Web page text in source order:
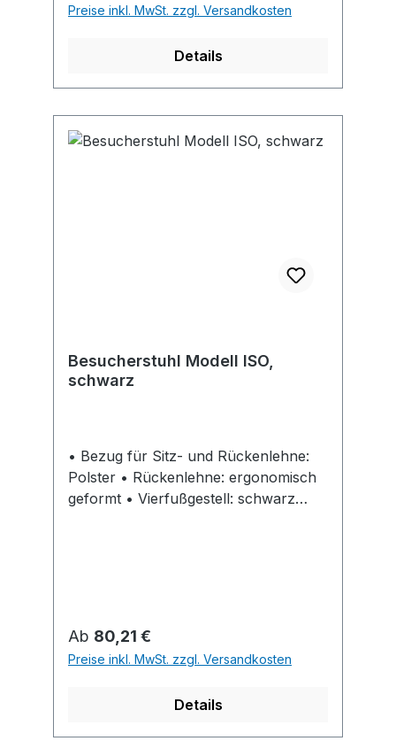
Preise inkl. MwSt. zzgl. Versandkosten
Details
Besucherstuhl Modell ISO,
schwarz
• Bezug für Sitz- und Rückenlehne:
Polster • Rückenlehne: ergonomisch
geformt • Vierfußgestell: schwarz
Regulärer Preis:
Ab 80,21 €
Preise inkl. MwSt. zzgl. Versandkosten
Details